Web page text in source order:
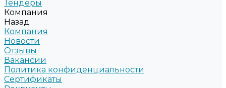
Тендеры
Компания
Назад
Компания
Новости
Отзывы
Вакансии
Политика конфиденциальности
Сертификаты